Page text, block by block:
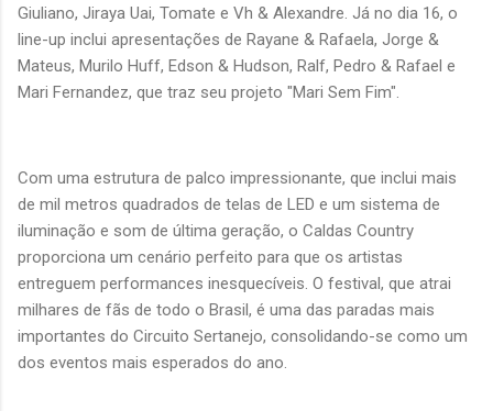
Giuliano, Jiraya Uai, Tomate e Vh & Alexandre. Já no dia 16, o
line-up inclui apresentações de Rayane & Rafaela, Jorge &
Mateus, Murilo Huff, Edson & Hudson, Ralf, Pedro & Rafael e
Mari Fernandez, que traz seu projeto "Mari Sem Fim".
Com uma estrutura de palco impressionante, que inclui mais
de mil metros quadrados de telas de LED e um sistema de
iluminação e som de última geração, o Caldas Country
proporciona um cenário perfeito para que os artistas
entreguem performances inesquecíveis. O festival, que atrai
milhares de fãs de todo o Brasil, é uma das paradas mais
importantes do Circuito Sertanejo, consolidando-se como um
dos eventos mais esperados do ano.